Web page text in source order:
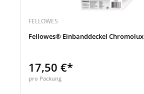
FELLOWES
Fellowes® Einbanddeckel Chromolux
17,50 €*
pro Packung